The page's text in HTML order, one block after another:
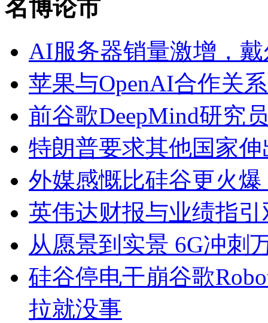
名博论市
AI服务器销量激增，
苹果与OpenAI合作关
前谷歌DeepMind研究
特朗普要求其他国家
外媒感慨比硅谷更火
英伟达财报与业绩指
从愿景到实景 6G冲刺
硅谷停电干崩谷歌
拉就没事